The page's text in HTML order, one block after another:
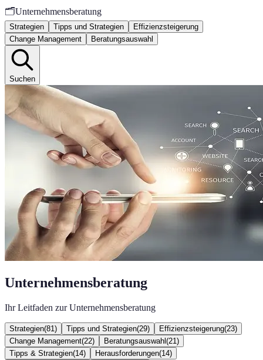
🗂️Unternehmensberatung
Strategien Tipps und Strategien
Effizienzsteigerung
Change Management
Beratungsauswahl
Suchen
Unternehmensberatung
Ihr Leitfaden zur Unternehmensberatung
Strategien(81 ) Tipps und Strategien(29) Effizienzsteigerung(23)
Change Management(22) Beratungsauswahl (21 )
Tipps & Strategien(14) Herausforderungen(14)